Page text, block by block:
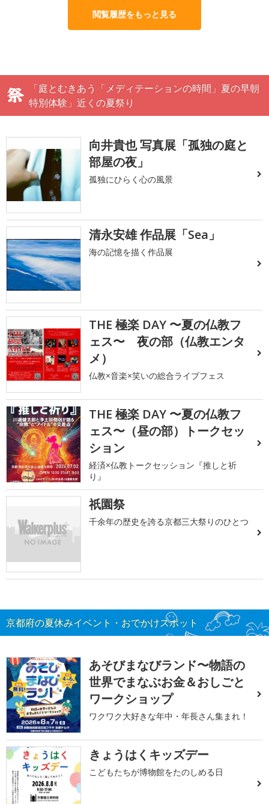
閲覧履歴をもっと見る
「庭とむきあう「メディテーションの時間」夏の早朝
特別体験」近くの夏祭り
向井貴也 写真展「孤独の庭と
部屋の夜」
孤独にひらく心の風景
清永安雄 作品展「Sea」
海の記憶を描く作品展
THE 極楽 DAY 〜夏の仏教フ
ェス〜 夜の部（仏教エンタ
メ）
仏教×音楽×笑いの総合ライブフェス
THE 極楽 DAY 〜夏の仏教フ
ェス〜（昼の部）トークセッ
ション
経済×仏教トークセッション『推しと祈
り』
祇園祭
千余年の歴史を誇る京都三大祭りのひとつ
京都府の夏休みイベント・おでかけスポット
あそびまなびランド〜物語の
世界でまなぶお金＆おしごと
ワークショップ
ワクワク大好きな年中・年長さん集まれ！
きょうはくキッズデー
こどもたちが博物館をたのしめる日